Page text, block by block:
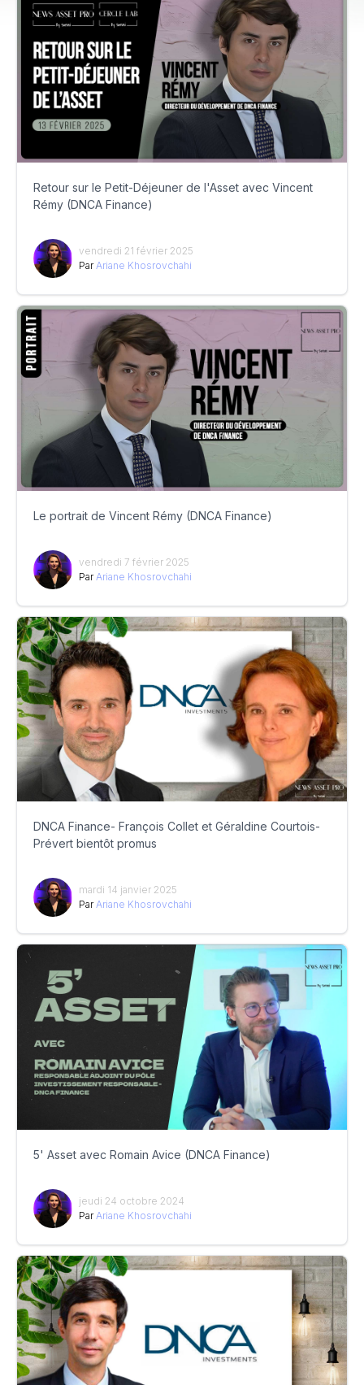
Retour sur le Petit-Déjeuner de l'Asset avec Vincent
Rémy (DNCA Finance)
vendredi 21 février 2025
Par Ariane Khosrovchahi
Le portrait de Vincent Rémy (DNCA Finance)
vendredi 7 février 2025
Par Ariane Khosrovchahi
DNCA Finance- François Collet et Géraldine Courtois-
Prévert bientôt promus
mardi 14 janvier 2025
Par Ariane Khosrovchahi
5' Asset avec Romain Avice (DNCA Finance)
jeudi 24 octobre 2024
Par Ariane Khosrovchahi